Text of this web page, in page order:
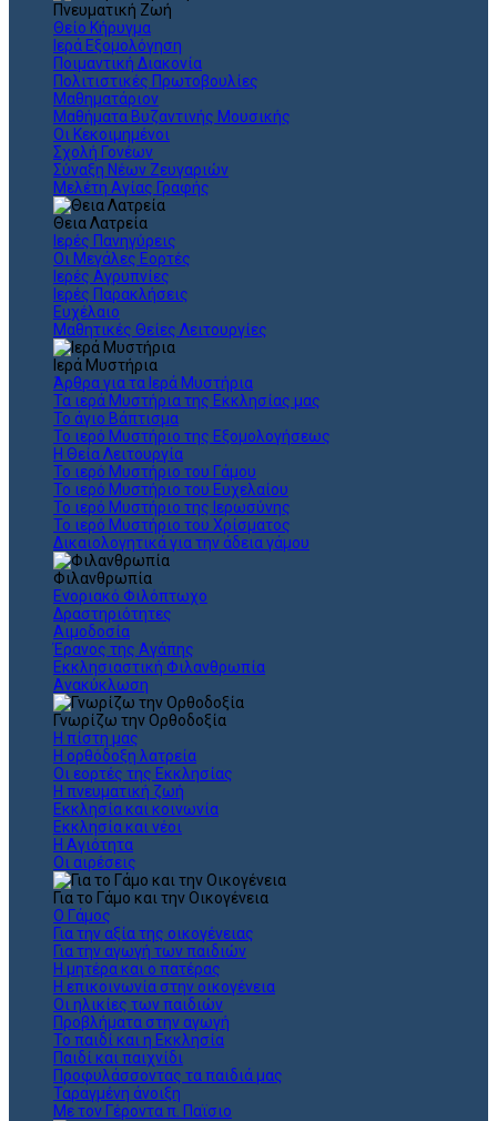
Πνευματική Ζωή
Θείο Κήρυγμα
Ιερά Εξομολόγηση
Ποιμαντική Διακονία
Πολιτιστικές Πρωτοβουλίες
Μαθηματάριον
Μαθήματα Βυζαντινής Μουσικής
Οι Κεκοιμημένοι
Σχολή Γονέων
Σύναξη Νέων Ζευγαριών
Μελέτη Αγίας Γραφής
Θεια Λατρεία
Ιερές Πανηγύρεις
Οι Μεγάλες Εορτές
Ιερές Αγρυπνίες
Ιερές Παρακλήσεις
Ευχέλαιο
Μαθητικές Θείες Λειτουργίες
Ιερά Μυστήρια
Άρθρα για τα Ιερά Μυστήρια
Τα ιερά Μυστήρια της Εκκλησίας μας
Το άγιο Βάπτισμα
Το ιερό Μυστήριο της Εξομολογήσεως
Η Θεία Λειτουργία
Το ιερό Μυστήριο του Γάμου
Το ιερό Μυστήριο του Ευχελαίου
Το ιερό Μυστήριο της Ιερωσύνης
Το ιερό Μυστήριο του Χρίσματος
Δικαιολογητικά για την άδεια γάμου
Φιλανθρωπία
Ενοριακό Φιλόπτωχο
Δραστηριότητες
Αιμοδοσία
Έρανος της Αγάπης
Εκκλησιαστική Φιλανθρωπία
Ανακύκλωση
Γνωρίζω την Ορθοδοξία
Η πίστη μας
Η ορθόδοξη λατρεία
Οι εορτές της Εκκλησίας
Η πνευματική ζωή
Εκκλησία και κοινωνία
Εκκλησία και νέοι
Η Αγιότητα
Οι αιρέσεις
Για το Γάμο και την Οικογένεια
Ο Γάμος
Για την αξία της οικογένειας
Για την αγωγή των παιδιών
Η μητέρα και ο πατέρας
Η επικοινωνία στην οικογένεια
Οι ηλικίες των παιδιών
Προβλήματα στην αγωγή
Το παιδί και η Εκκλησία
Παιδί και παιχνίδι
Προφυλάσσοντας τα παιδιά μας
Ταραγμένη άνοιξη
Με τον Γέροντα π. Παϊσιο